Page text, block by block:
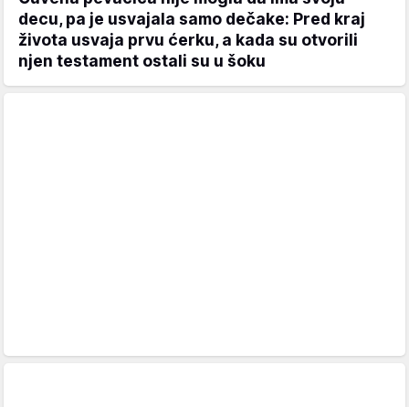
decu, pa je usvajala samo dečake: Pred kraj
života usvaja prvu ćerku, a kada su otvorili
njen testament ostali su u šoku